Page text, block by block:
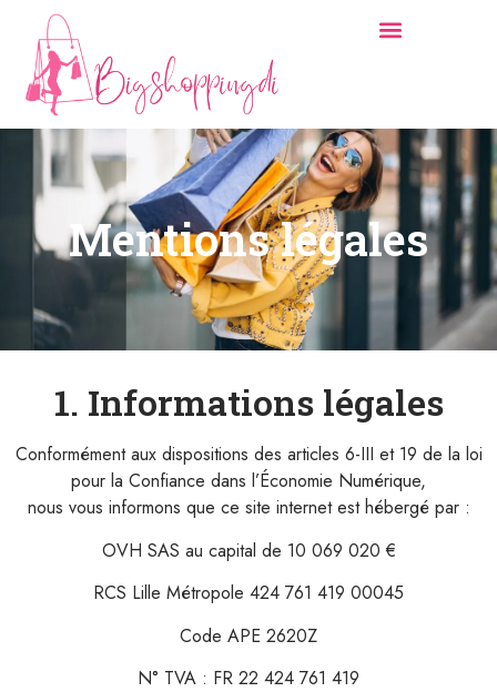
Mentions légales
1. Informations légales
Conformément aux dispositions des articles 6-III et 19 de la loi
pour la Confiance dans l’Économie Numérique,
nous vous informons que ce site internet est hébergé par :
OVH SAS au capital de 10 069 020 €
RCS Lille Métropole 424 761 419 00045
Code APE 2620Z
N° TVA : FR 22 424 761 419